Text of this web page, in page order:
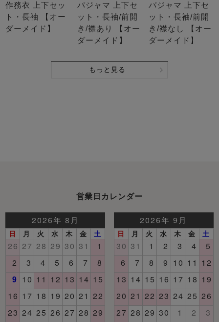
作務衣 上下セッ
ト・長袖 【オー
ダーメイド】
パジャマ 上下セ
ット・長袖/前開
き/襟あり 【オー
ダーメイド】
パジャマ 上下セ
ット・長袖/前開
き/襟なし 【オー
ダーメイド】
もっと見る
営業日カレンダー